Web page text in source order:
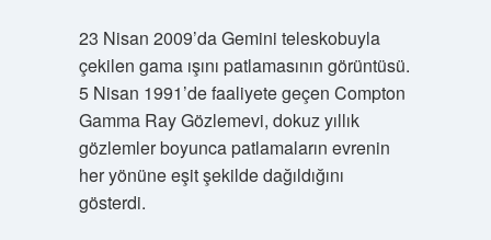
23 Nisan 2009’da Gemini teleskobuyla
çekilen gama ışını patlamasının görüntüsü.
5 Nisan 1991’de faaliyete geçen Compton
Gamma Ray Gözlemevi, dokuz yıllık
gözlemler boyunca patlamaların evrenin
her yönüne eşit şekilde dağıldığını
gösterdi.